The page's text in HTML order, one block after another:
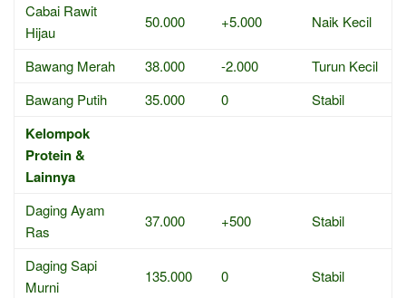
Cabai Rawit
Hijau
50.000 +5.000 Naik Kecil
Bawang Merah 38.000 -2.000
Turun Kecil
Bawang Putih
35.000 0 Stabil
Kelompok
Protein &
Lainnya
Daging Ayam
Ras
37.000 +500 Stabil
Daging Sapi
Murni
135.000 0 Stabil